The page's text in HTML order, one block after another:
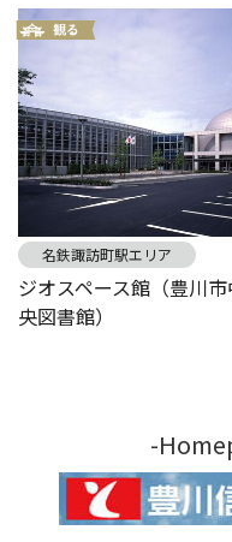
名鉄諏訪町駅エリア
ジオスペース館（豊川市
央図書館）
-